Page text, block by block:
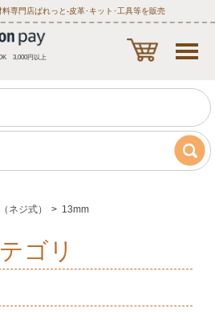
料専門店ぱれっと‐皮革･キット･工具等を販売
3,000円以上
ネジ式） > 13mm
ゴリ